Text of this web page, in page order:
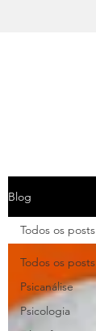
Blog
Todos os posts
Psicanálise
Psicologia
Todos os posts